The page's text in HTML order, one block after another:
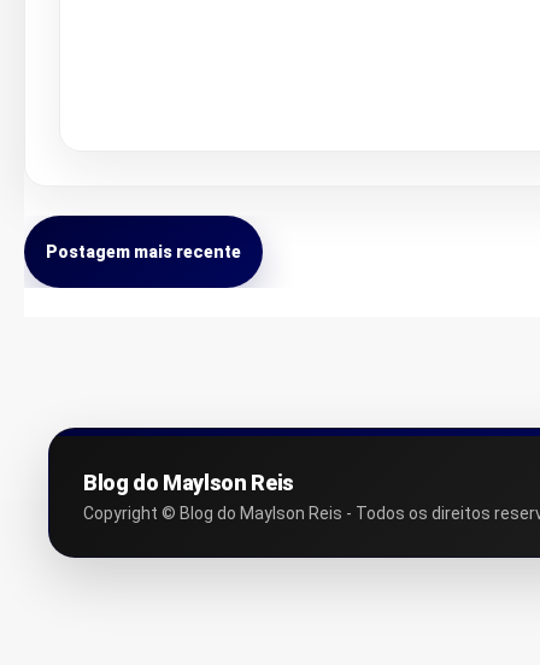
Postagem mais recente
Blog do Maylson Reis
Copyright © Blog do Maylson Reis - Todos os direitos